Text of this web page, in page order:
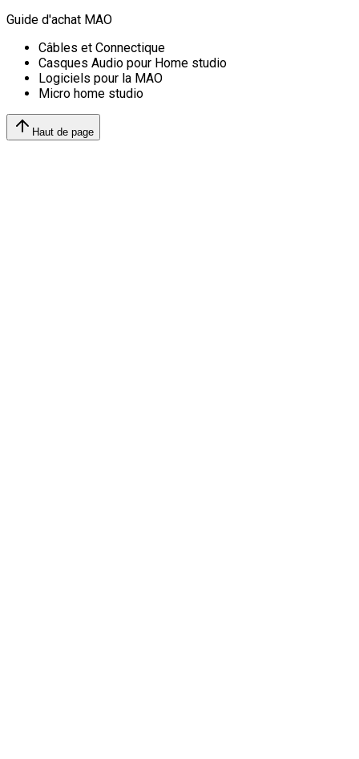
Guide d'achat MAO
Câbles et Connectique
Casques Audio pour Home studio
Logiciels pour la MAO
Micro home studio
Haut de page